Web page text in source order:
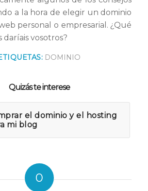
a la hora de elegir un dominio
personal o empresarial. ¿Qué
daríais vosotros?
DOMINIO
Quizás te interese
el dominio y el hosting
mi blog
0